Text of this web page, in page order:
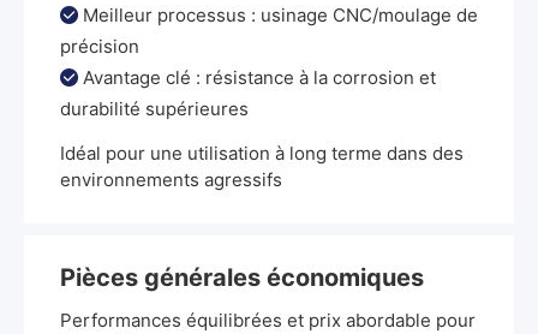
 Meilleur processus : usinage CNC/moulage de
précision
 Avantage clé : résistance à la corrosion et
durabilité supérieures
Idéal pour une utilisation à long terme dans des
environnements agressifs
Pièces générales économiques
Performances équilibrées et prix abordable pour